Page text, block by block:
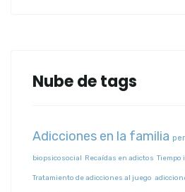
Nube de tags
Adicciones en la familia
biopsicosocial Recaídas en adictos Tiempo
Tratamiento de adicciones al juego